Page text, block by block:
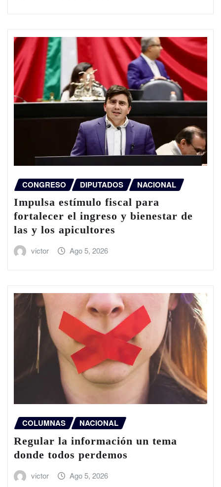
CONGRESO DIPUTADOS NACIONAL
Impulsa estímulo fiscal para
fortalecer el ingreso y bienestar de
las y los apicultores
victor Ago 5, 2026
COLUMNAS NACIONAL
Regular la información un tema
donde todos perdemos
victor Ago 5, 2026